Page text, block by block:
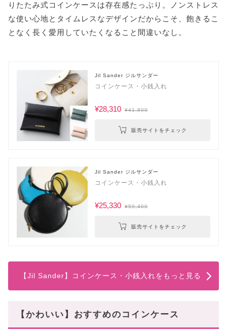
りたたみ式コインケースは存在感たっぷり。ノンストレス
な使い心地とタイムレスなデザインだからこそ、飽きるこ
となく長く愛用していたくなること間違いなし。
Jil Sander ジルサンダー
コインケース・小銭入れ
¥28,310 ¥41,800
販売サイトをチェック
Jil Sander ジルサンダー
コインケース・小銭入れ
¥25,330 ¥59,400
販売サイトをチェック
【Jil Sander】コインケース・小銭入れをもっと見る
【かわいい】おすすめのコインケース